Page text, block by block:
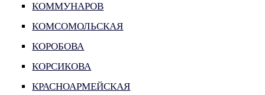
КОММУНАРОВ
КОМСОМОЛЬСКАЯ
КОРОБОВА
КОРСИКОВА
КРАСНОАРМЕЙСКАЯ